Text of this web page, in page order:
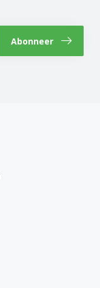
Abonneer